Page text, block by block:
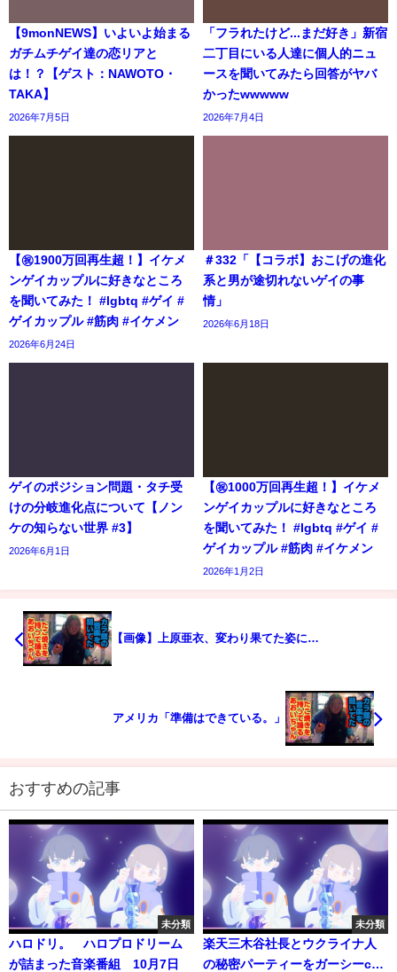
【9monNEWS】いよいよ始まる
ガチムチゲイ達の恋リアと
は！？【ゲスト：NAWOTO・
TAKA】
2026年7月5日
「フラれたけど...まだ好き」新宿
二丁目にいる人達に個人的ニュ
ースを聞いてみたら回答がヤバ
かったwwwww
2026年7月4日
【㊗️1900万回再生超！】イケメ
ンゲイカップルに好きなところ
を聞いてみた！ #lgbtq #ゲイ #
ゲイカップル #筋肉 #イケメン
2026年6月24日
＃332「【コラボ】おこげの進化
系と男が途切れないゲイの事
情」
2026年6月18日
ゲイのポジション問題・タチ受
けの分岐進化点について【ノン
ケの知らない世界 #3】
2026年6月1日
【㊗️1000万回再生超！】イケメ
ンゲイカップルに好きなところ
を聞いてみた！ #lgbtq #ゲイ #
ゲイカップル #筋肉 #イケメン
2026年1月2日
【画像】上原亜衣、変わり果てた姿に…
アメリカ「準備はできている。」
おすすめの記事
未分類
ハロドリ。 ハロプロドリーム
が詰まった音楽番組 10月7日
未分類
楽天三木谷社長とウクライナ人
の秘密パーティーをガーシーch